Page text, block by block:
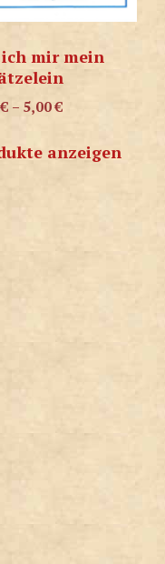
mir mein
€ – 5,00€
anzeigen